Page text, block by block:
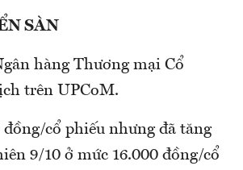
SÀN
hàng Thương mại Cổ
trên UPCoM.
cổ phiếu nhưng đã tăng
9/10 ở mức 16.000 đồng/cổ